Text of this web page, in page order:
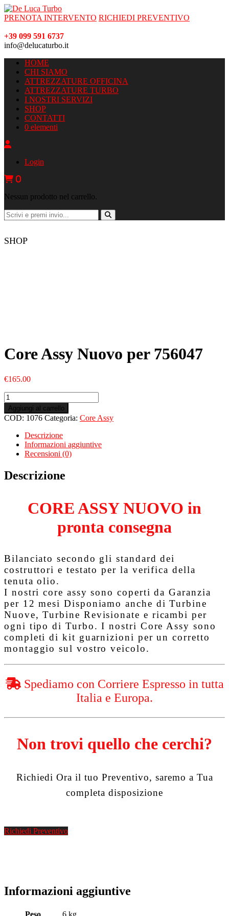
PRENOTA INTERVENTO RICHIEDI PREVENTIVO
+39 099 591 6737
info@delucaturbo.it
HOME
CHI SIAMO
ATTREZZATURE OFFICINA
ATTREZZATURE TURBO
I NOSTRI SERVIZI
SHOP
CONTATTI
0 elementi
Login
0
Nessun prodotto nel carrello.
SHOP
Core Assy Nuovo per 756047
€165.00
Core
Assy
Nuovo
per
756047
quantità
Aggiungi al carrello
COD: 1076 Categoria: Core Assy
Descrizione
Informazioni aggiuntive
Recensioni (0)
Descrizione
CORE ASSY NUOVO in
pronta consegna
Bilanciato secondo gli standard dei
costruttori e testato per la verifica della
tenuta olio.
I nostri core assy sono coperti daGaranzia
per 12 mesiDisponiamo anche di Turbine
Nuove, Turbine Revisionate e ricambi per
ogni tipo di Turbo. I nostri Core Assy sono
completi di kit guarnizioni per un corretto
montaggio sul vostro veicolo.
Spediamo con Corriere Espresso in tutta
Italia e Europa.
Non trovi quello che cerchi?
Richiedi Ora il tuo Preventivo, saremo a Tua
completa disposizione
Richiedi Preventivo
Informazioni aggiuntive
Peso 6 kg